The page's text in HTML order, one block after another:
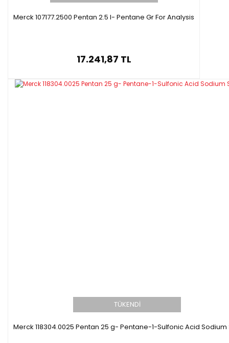
Merck 107177.2500 Pentan 2.5 l- Pentane Gr For Analysis
17.241,87 TL
TÜKENDİ
Merck 118304.0025 Pentan 25 g- Pentane-1-Sulfonic Acid Sodium